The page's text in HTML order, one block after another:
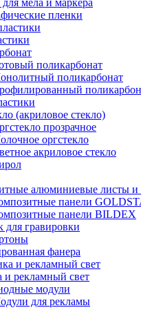
мела и маркера
пленки
поликарбонат
поликарбонат
(акриловое стекло)
прозрачное
оргстекло
акриловое стекло
алюминиевые листы и
панели
панели BILDEX
для гравировки
фанера
и рекламный свет
модули
для рекламы